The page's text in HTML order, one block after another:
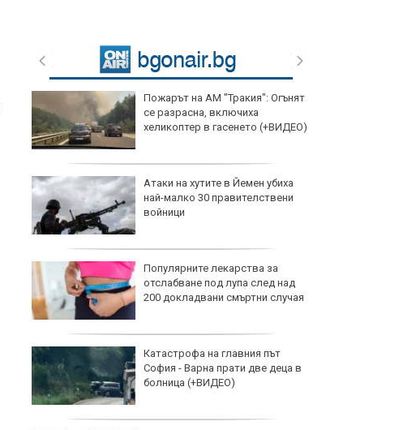
Пожарът на АМ "Тракия": Огънят
се разрасна, включиха
хеликоптер в гасенето (+ВИДЕО)
Атаки на хутите в Йемен убиха
най-малко 30 правителствени
войници
Популярните лекарства за
отслабване под лупа след над
200 докладвани смъртни случая
Катастрофа на главния път
София - Варна прати две деца в
болница (+ВИДЕО)